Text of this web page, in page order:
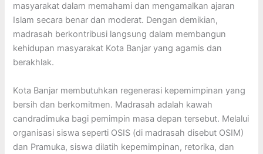
masyarakat dalam memahami dan mengamalkan ajaran
Islam secara benar dan moderat. Dengan demikian,
madrasah berkontribusi langsung dalam membangun
kehidupan masyarakat Kota Banjar yang agamis dan
berakhlak.
Kota Banjar membutuhkan regenerasi kepemimpinan yang
bersih dan berkomitmen. Madrasah adalah kawah
candradimuka bagi pemimpin masa depan tersebut. Melalui
organisasi siswa seperti OSIS (di madrasah disebut OSIM)
dan Pramuka, siswa dilatih kepemimpinan, retorika, dan